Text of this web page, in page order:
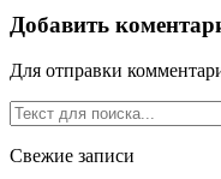
Добавить
Для отправки
Свежие записи